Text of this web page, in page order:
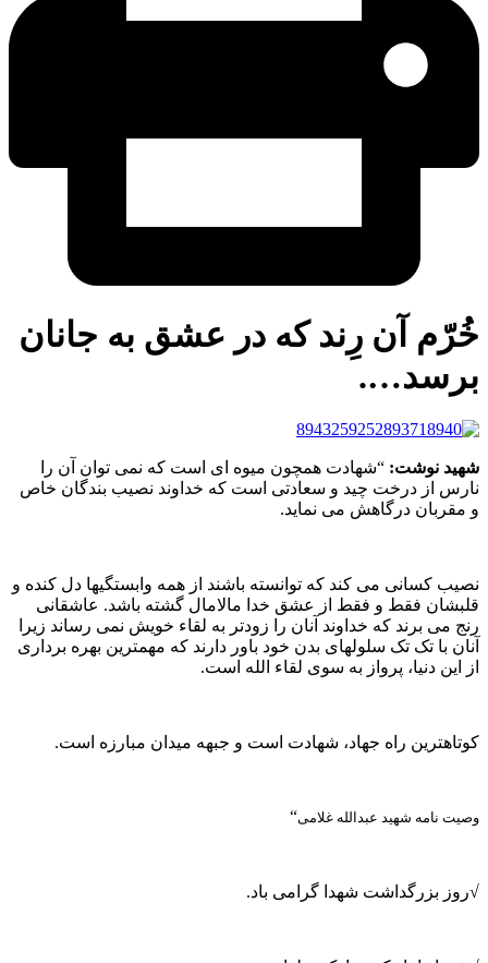
آن رِند که در عشق به جانان
نوشت:“شهادت همچون میوه ای است که نمی توان آن را
از درخت چید و سعادتی است که خداوند نصیب بندگان خاص
درگاهش می نماید.
کسانی می کند که توانسته باشند از همه وابستگیها دل کنده و
فقط و فقط از عشق خدا مالامال گشته باشد. عاشقانی
می برند که خداوند آنان را زودتر به لقاء خویش نمی رساند زیرا
با تک تک سلولهای بدن خود باور دارند که مهمترین بهره برداری
این دنیا، پرواز به سوی لقاء الله است.
راه جهاد، شهادت است و جبهه میدان مبارزه است.
نامه شهید عبدالله غلامی“
بزرگداشت شهدا گرامی باد.